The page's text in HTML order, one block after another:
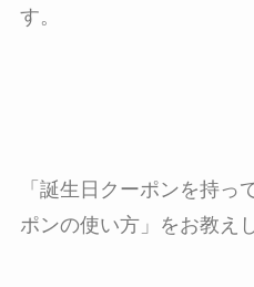
す。
「 誕生日クーポンを持っ
ポンの使い方」をお教え